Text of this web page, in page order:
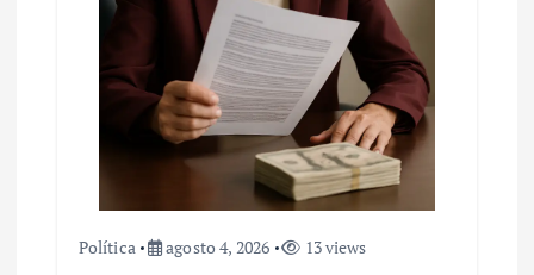
Política agosto 4, 2026 13 views